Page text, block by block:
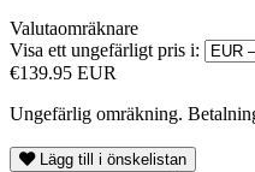
Valutaomräknare
Visa ett ungefärligt pris i:
€139.95 EUR
Ungefärlig omräkning.
Lägg till i önskelistan